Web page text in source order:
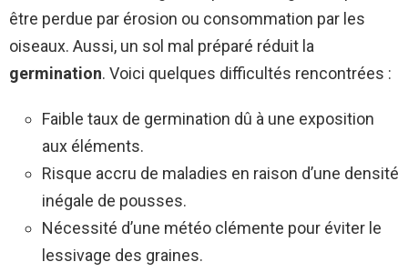
être perdue par érosion ou consommation par les
oiseaux. Aussi, un sol mal préparé réduit la
germination. Voici quelques difficultés rencontrées :
Faible taux de germination dû à une exposition
aux éléments.
Risque accru de maladies en raison d’une densité
inégale de pousses.
Nécessité d’une météo clémente pour éviter le
lessivage des graines.